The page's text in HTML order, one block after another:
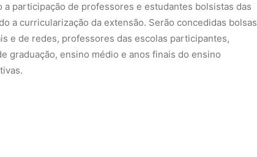
participação de professores e estudantes bolsistas das
a curricularização da extensão. Serão concedidas bolsas
e de redes, professores das escolas participantes,
graduação, ensino médio e anos finais do ensino